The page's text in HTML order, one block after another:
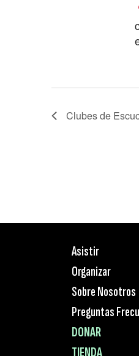
Clubes de
Asistir
Organizar
Sobre Nosotros
Preguntas
DONAR